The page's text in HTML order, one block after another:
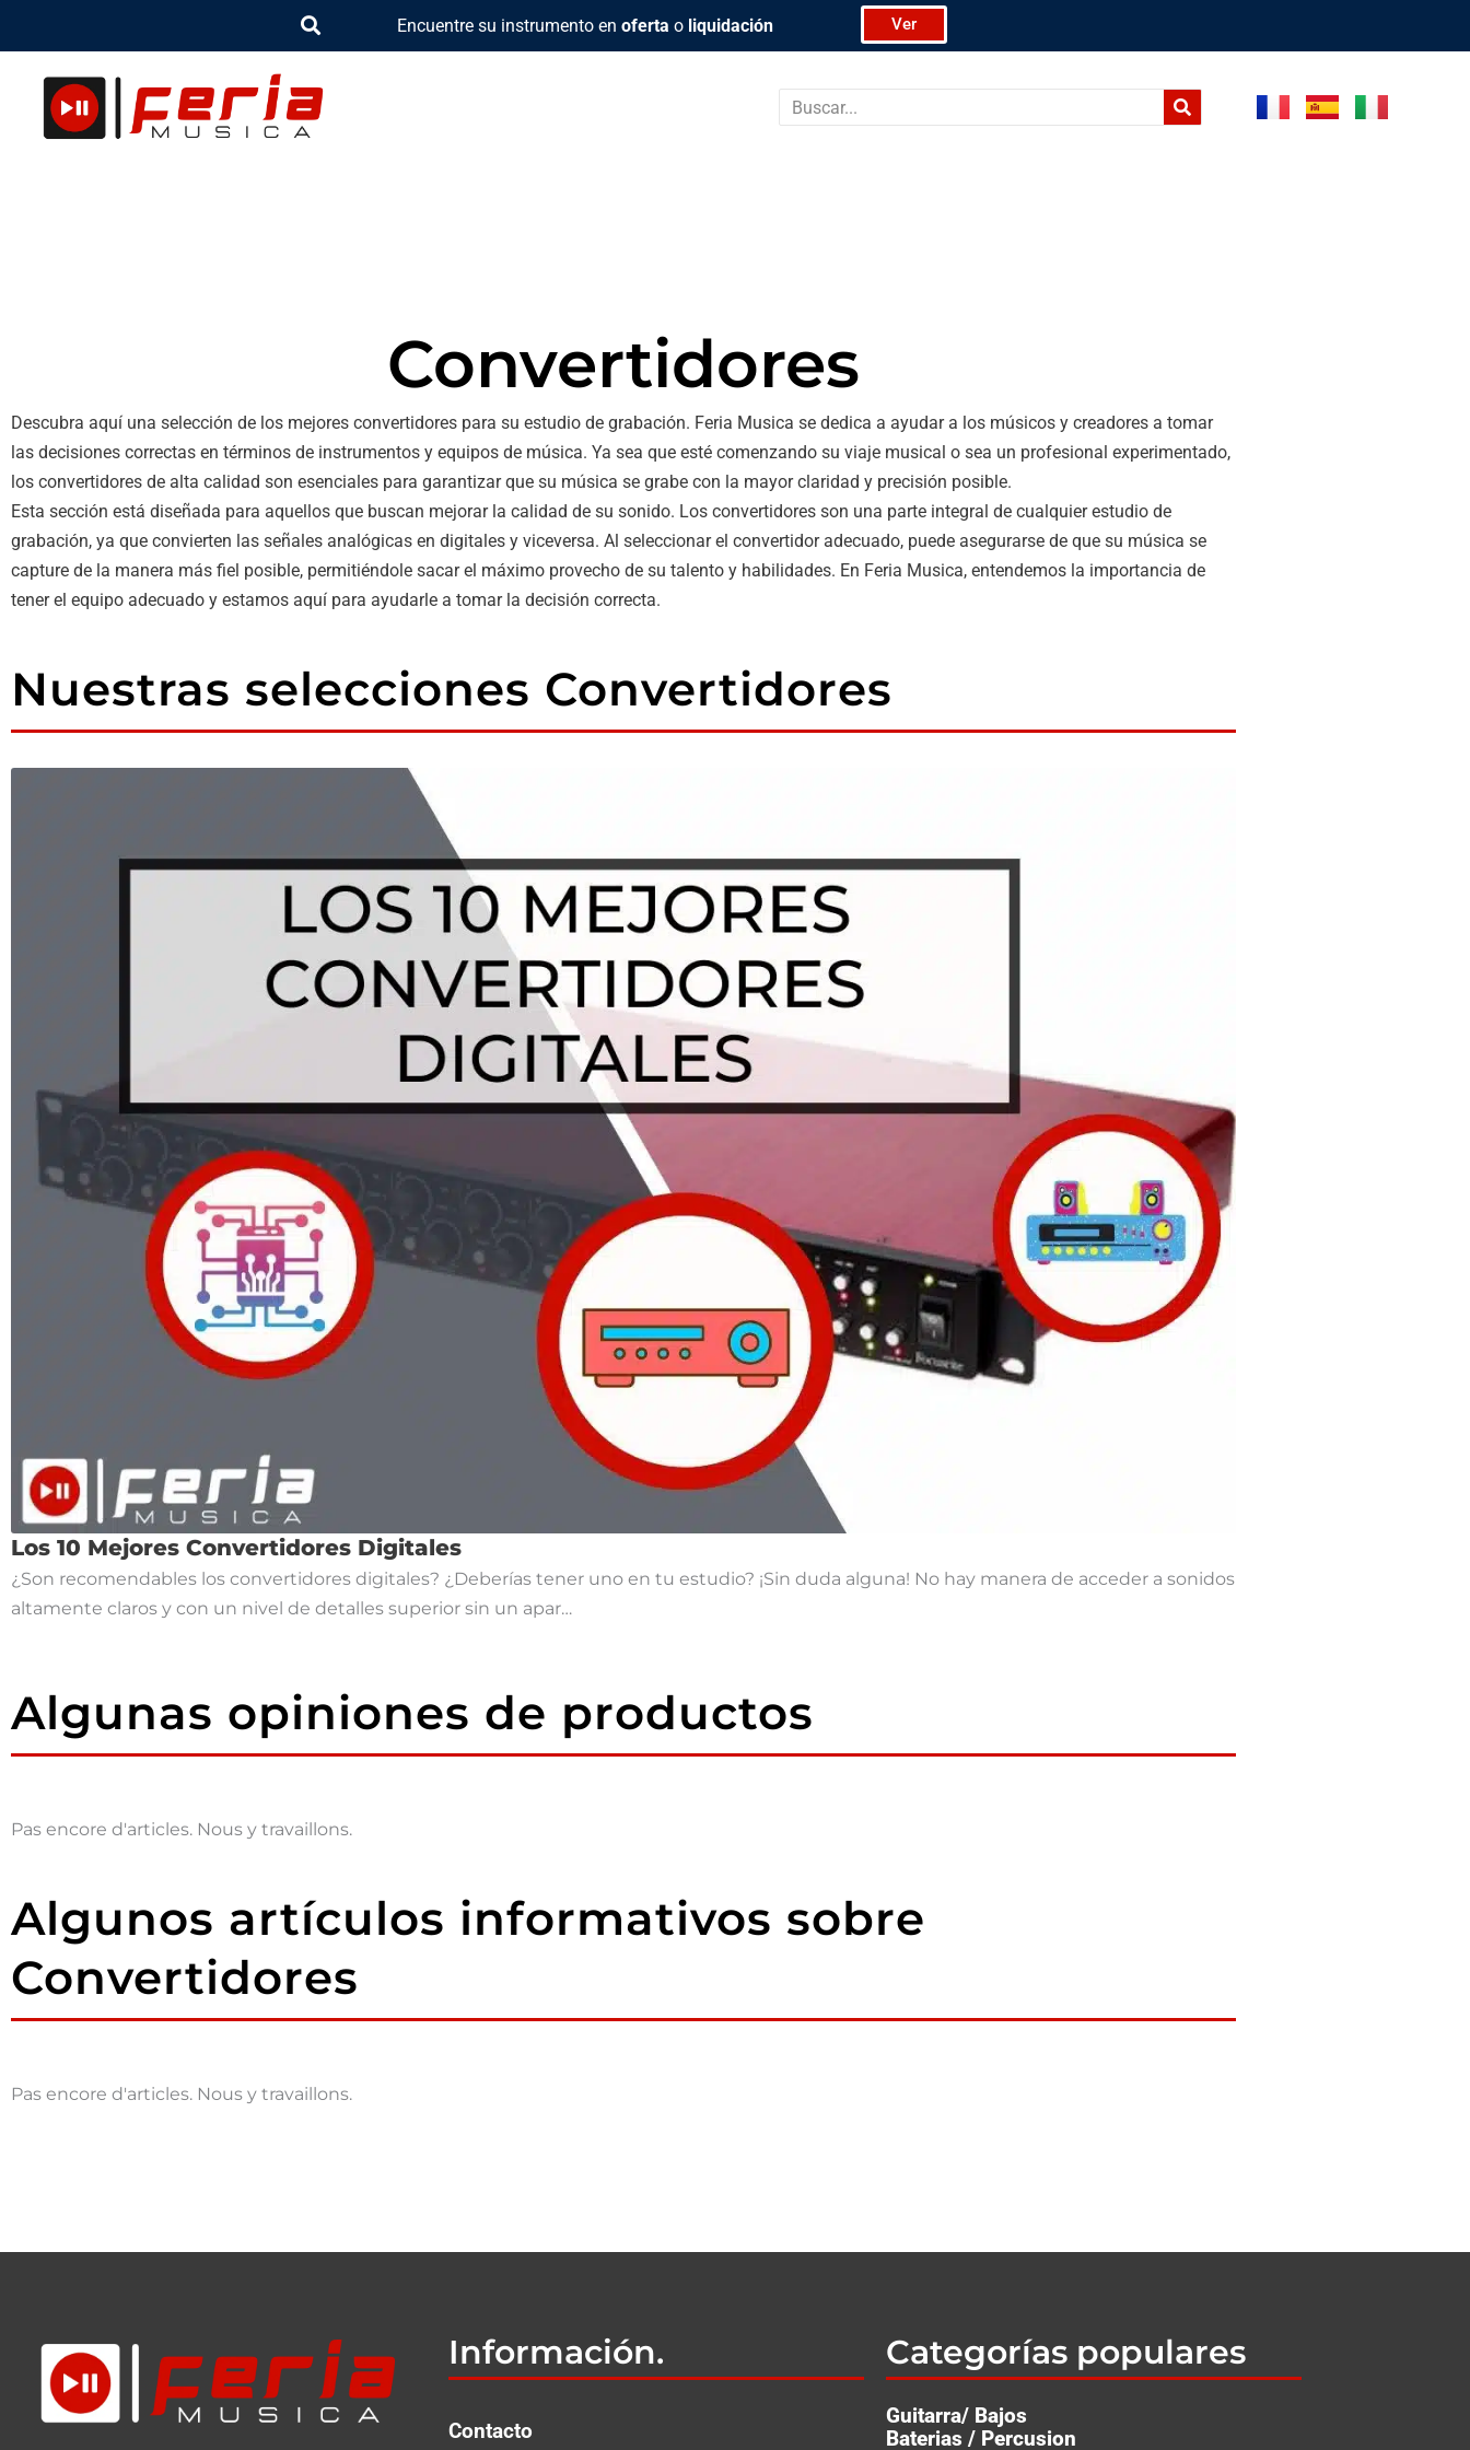
Encuentre su instrumento en oferta o liquidación Ver
Buscar
Convertidores
Descubra aquí una selección de los mejores convertidores para su estudio de grabación. Feria Musica se dedica a ayudar a los músicos y creadores a tomar
las decisiones correctas en términos de instrumentos y equipos de música. Ya sea que esté comenzando su viaje musical o sea un profesional experimentado,
los convertidores de alta calidad son esenciales para garantizar que su música se grabe con la mayor claridad y precisión posible.
Esta sección está diseñada para aquellos que buscan mejorar la calidad de su sonido. Los convertidores son una parte integral de cualquier estudio de
grabación, ya que convierten las señales analógicas en digitales y viceversa. Al seleccionar el convertidor adecuado, puede asegurarse de que su música se
capture de la manera más fiel posible, permitiéndole sacar el máximo provecho de su talento y habilidades. En Feria Musica, entendemos la importancia de
tener el equipo adecuado y estamos aquí para ayudarle a tomar la decisión correcta.
Nuestras selecciones Convertidores
Los 10 Mejores Convertidores Digitales
¿Son recomendables los convertidores digitales? ¿Deberías tener uno en tu estudio? ¡Sin duda alguna! No hay manera de acceder a sonidos
altamente claros y con un nivel de detalles superior sin un apar…
Algunas opiniones de productos
Pas encore d'articles. Nous y travaillons.
Algunos artículos informativos sobre
Convertidores
Pas encore d'articles. Nous y travaillons.
Información.
Contacto
Categorías populares
Guitarra/ Bajos
Ba­te­rias / Per­cu­sion